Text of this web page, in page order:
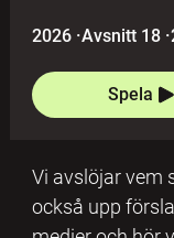
2026 ·Avsnitt 18 ·
Spela
Vi avslöjar vem
också upp